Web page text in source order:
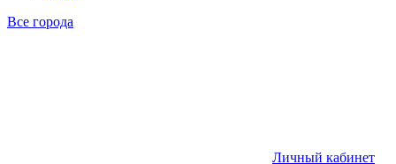
Все города
Личный кабинет